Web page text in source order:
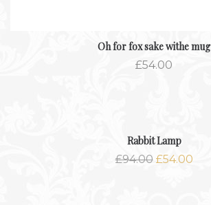
Oh for fox sake withe mug
£54.00
Rabbit Lamp
£94.00 £54.00